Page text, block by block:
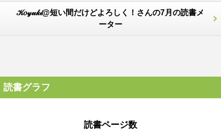
𝒦𝑜𝓎𝓊𝓀𝒾@短い間だけどよろしく！さんの7月の読書メ
ーター
読書グラフ
読書ページ数